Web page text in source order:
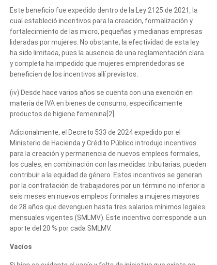
Este beneficio fue expedido dentro de la Ley 2125 de 2021, la
cual estableció incentivos para la creación, formalización y
fortalecimiento de las micro, pequeñas y medianas empresas
lideradas por mujeres. No obstante, la efectividad de esta ley
ha sido limitada, pues la ausencia de una reglamentación clara
y completa ha impedido que mujeres emprendedoras se
beneficien de los incentivos allí previstos.
(iv) Desde hace varios años se cuenta con una exención en
materia de IVA en bienes de consumo, específicamente
productos de higiene femenina [2]
Adicionalmente, el Decreto 533 de 2024 expedido por el
Ministerio de Hacienda y Crédito Público introdujo incentivos
para la creación y permanencia de nuevos empleos formales,
los cuales, en combinación con las medidas tributarias, pueden
contribuir a la equidad de género. Estos incentivos se generan
por la contratación de trabajadores por un término no inferior a
seis meses en nuevos empleos formales a mujeres mayores
de 28 años que devenguen hasta tres salarios mínimos legales
mensuales vigentes (SMLMV). Este incentivo corresponde a un
aporte del 20 % por cada SMLMV.
Vacíos